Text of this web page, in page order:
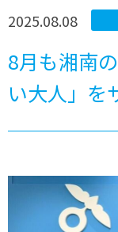
2025.08.08
8月も湘南
い大人」を